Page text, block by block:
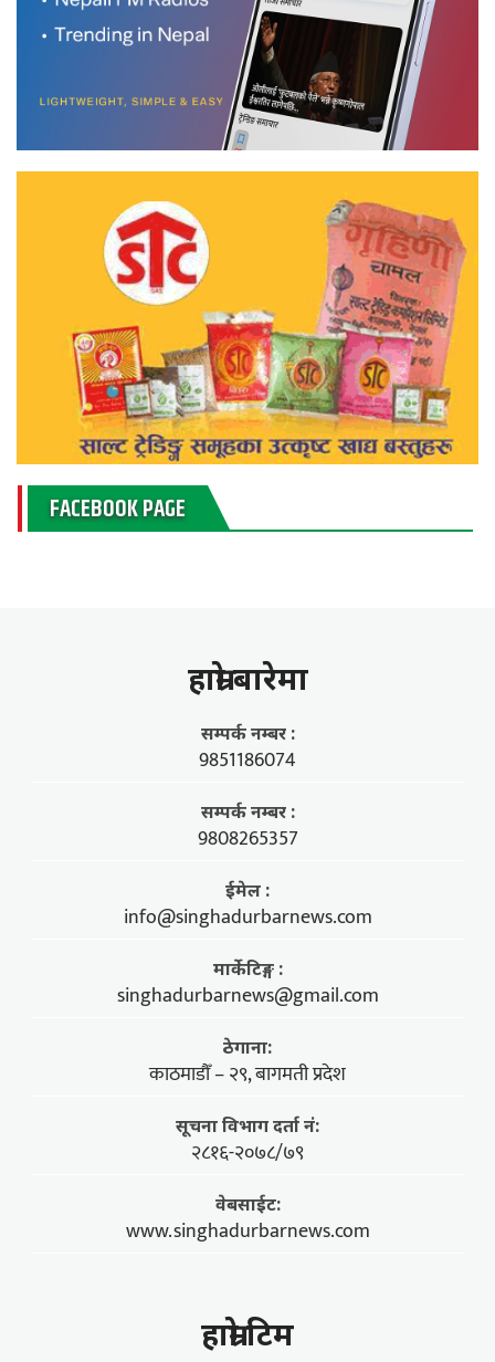
FACEBOOK PAGE
हाम्राे बारेमा
सम्पर्क नम्बर :
9851186074
सम्पर्क नम्बर :
9808265357
ईमेल :
info@singhadurbarnews.com
मार्केटिङ्ग :
singhadurbarnews@gmail.com
ठेगाना:
काठमाडौँ – २९, बागमती प्रदेश
सूचना विभाग दर्ता नं:
२८१६-२०७८/७९
वेबसाईट:
www.singhadurbarnews.com
हाम्राे टिम